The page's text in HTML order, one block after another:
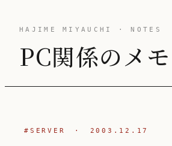
HAJIME MIYAUCHI · NOTES
PC関係のメモ
#SERVER · 2003.12.17